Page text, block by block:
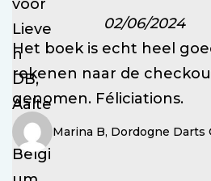
02/06/2024
Het boek is echt heel
rekenen naar de
genomen. Féliciations.
Marina B, Dordogne Darts